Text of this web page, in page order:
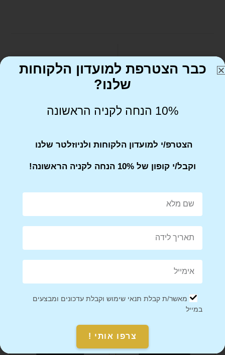
Tweet This Product
Tweet This Product
Share on Facebook
Pin This Product
Mail This Product
מוצרים קשורים
כבר הצטרפת למועדון הלקוחות
שלנו?
10% הנחה לקניה הראשונה
הצטרפ/י למועדון הלקוחות ולניוזלטר שלנו
וקבל/י קופון של 10% הנחה לקניה הראשונה!
מאשר/ת קבלת תנאי שימוש וקבלת עדכונים ומבצעים
במייל
צרפו אותי !